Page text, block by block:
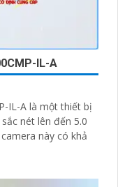
IL-A
IL-A là một thiết bị
nét lên đến 5.0